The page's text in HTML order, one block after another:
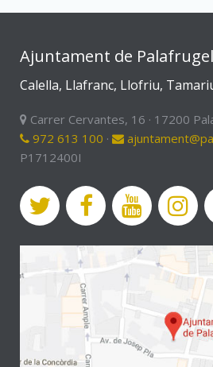
Ajuntament de
Calella, Llafranc, Llofriu,
Carrer Cervantes, 16 · 17200
972 613 100 ·
P1712400I